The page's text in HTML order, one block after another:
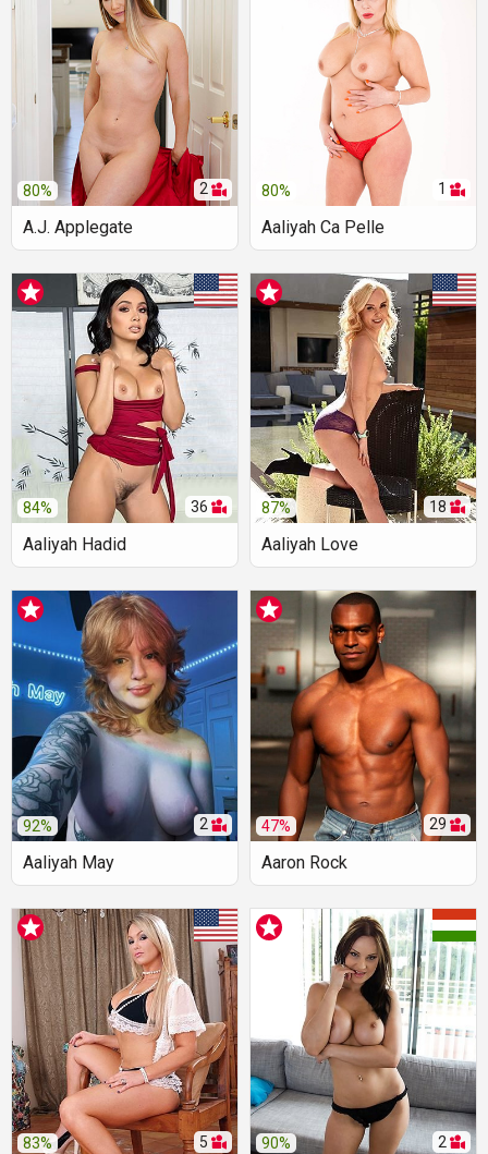
2
80%
A.J. Applegate
1
80%
Aaliyah Ca Pelle
36
84%
Aaliyah Hadid
18
87%
Aaliyah Love
2
92%
Aaliyah May
29
47%
Aaron Rock
5
83% 2
90%